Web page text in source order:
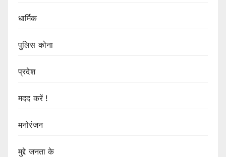
धार्मिक
पुलिस कोना
प्रदेश
मदद करें !
मनोरंजन
मुद्दे जनता के